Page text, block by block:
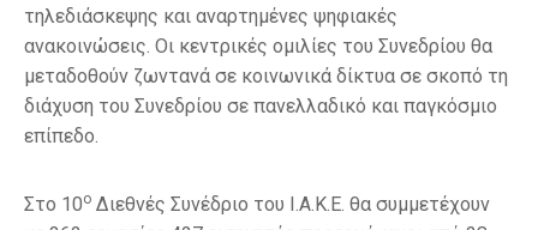
τηλεδιάσκεψης και αναρτημένες ψηφιακές
ανακοινώσεις. Οι κεντρικές ομιλίες του Συνεδρίου θα
μεταδοθούν ζωντανά σε κοινωνικά δίκτυα σε σκοπό τη
διάχυση του Συνεδρίου σε πανελλαδικό και παγκόσμιο
επίπεδο.
Στο 10ο Διεθνές Συνέδριο του Ι.Α.Κ.Ε. θα συμμετέχουν